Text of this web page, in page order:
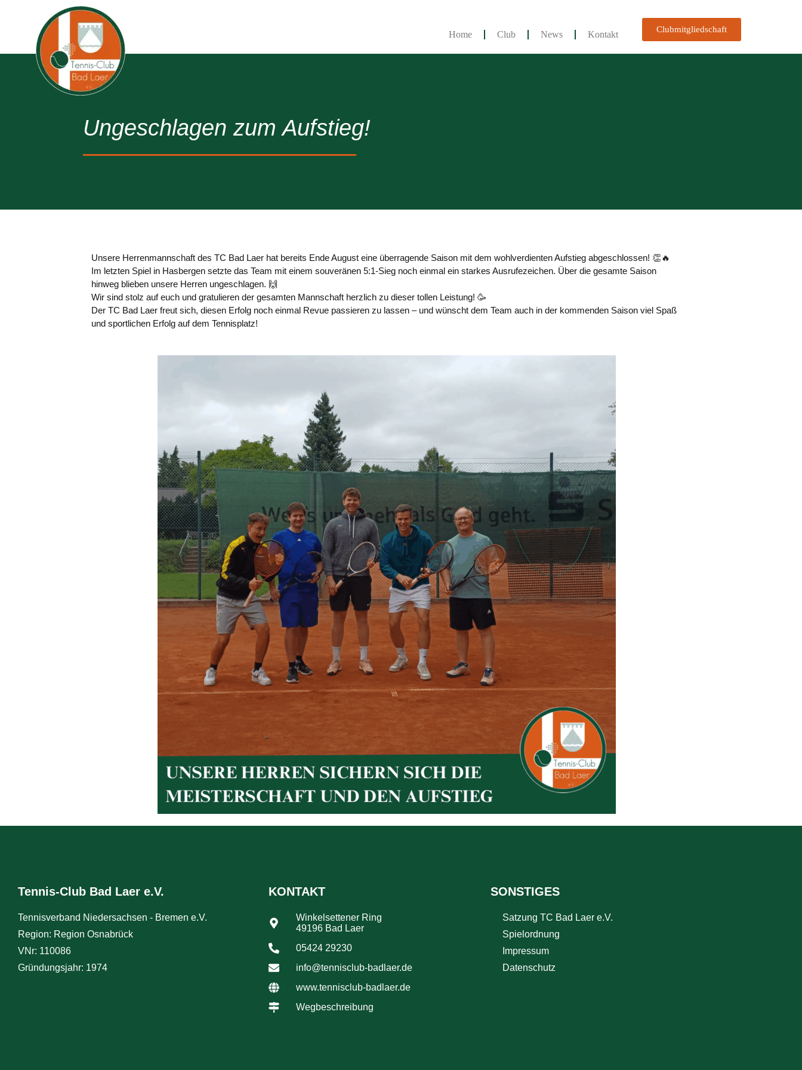
Home Club News Kontakt Clubmitgliedschaft
Ungeschlagen zum Aufstieg!
Unsere Herrenmannschaft des TC Bad Laer hat bereits Ende August eine überragende Saison mit dem wohlverdienten Aufstieg abgeschlossen! 👏🔥
Im letzten Spiel in Hasbergen setzte das Team mit einem souveränen 5:1-Sieg noch einmal ein starkes Ausrufezeichen. Über die gesamte Saison
hinweg blieben unsere Herren ungeschlagen. 🙌
Wir sind stolz auf euch und gratulieren der gesamten Mannschaft herzlich zu dieser tollen Leistung! 🥳
Der TC Bad Laer freut sich, diesen Erfolg noch einmal Revue passieren zu lassen – und wünscht dem Team auch in der kommenden Saison viel Spaß
und sportlichen Erfolg auf dem Tennisplatz!
Tennis-Club Bad Laer e.V.
Tennisverband Niedersachsen - Bremen e.V.
Region: Region Osnabrück
VNr: 110086
Gründungsjahr: 1974
KONTAKT
Winkelsettener Ring
49196 Bad Laer
05424 29230
info@tennisclub-badlaer.de
www.tennisclub-badlaer.de
Wegbeschreibung
SONSTIGES
Satzung TC Bad Laer e.V.
Spielordnung
Impressum
Datenschutz